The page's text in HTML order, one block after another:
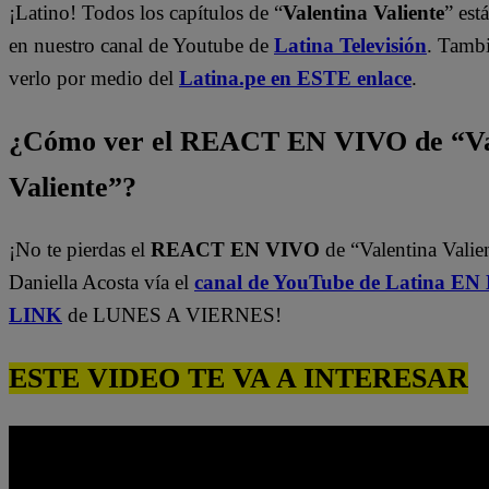
¡Latino! Todos los capítulos de “Valentina Valiente”
en nuestro canal de Youtube de Latina Televisión.
verlo por medio del Latina.pe en ESTE enlace.
¿Cómo ver el REACT EN VIVO de
Valiente”?
¡No te pierdas el REACT EN VIVO de “Valentina
Daniella Acosta vía el canal de YouTube de Latina EN
LINK de LUNES A VIERNES!
ESTE VIDEO TE VA A INTERESAR